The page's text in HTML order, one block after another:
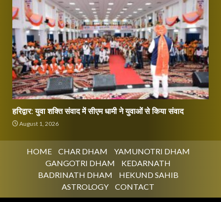
हरिद्वार: युवा शक्ति संवाद में सीएम धामी ने युवाओं से किया संवाद
August 1, 2026
HOME CHAR DHAM
YAMUNOTRI DHAM
GANGOTRI DHAM
KEDARNATH
BADRINATH DHAM
HEKUND SAHIB
ASTROLOGY
CONTACT